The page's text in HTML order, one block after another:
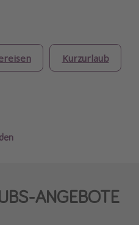
Kurzurlaub
ANGEBOTE